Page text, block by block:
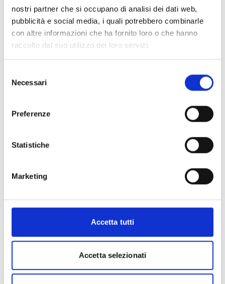
nostri partner che si occupano di analisi dei dati web,
pubblicità e social media, i quali potrebbero combinarle
con altre informazioni che ha fornito loro o che hanno
raccolto dal suo utilizzo dei loro servizi.
delNecessari
Preferenze
Statistiche
Marketing
Accetta tutti
Accetta selezionati
CONDIVIDI
Conosci Obiettivo Europa?